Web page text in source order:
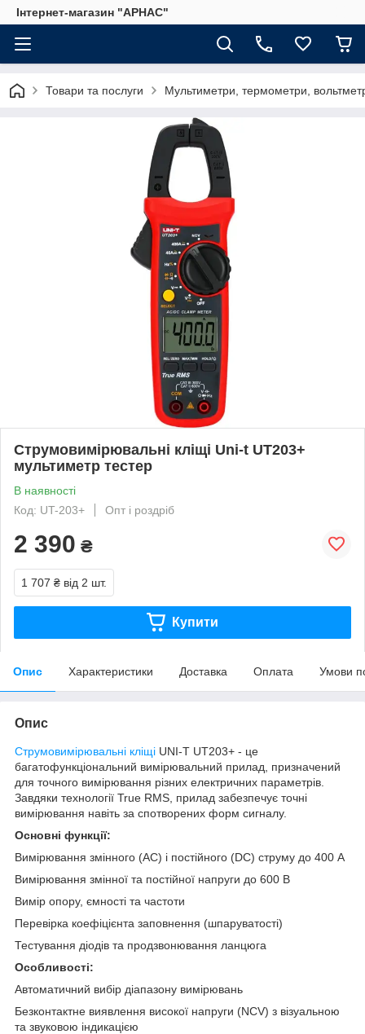
Інтернет-магазин "АРНАС"
Товари та послуги Мультиметри, термометри,
Струмовимірювальні кліщі Uni-t UT203+
мультиметр тестер
В наявності
Код: UT-203+
Опт і роздріб
2 390 ₴
1 707 ₴ від 2 шт.
Купити
Опис Характеристики Доставка Оплата Умови
Опис
Струмовимірювальні кліщі UNI-T UT203+ - це
багатофункціональний вимірювальний прилад, призначений
для точного вимірювання різних електричних параметрів.
Завдяки технології True RMS, прилад забезпечує точні
вимірювання навіть за спотворених форм сигналу.
Основні функції:
Вимірювання змінного (AC) і постійного (DC) струму до 400 А
Вимірювання змінної та постійної напруги до 600 В
Вимір опору, ємності та частоти
Перевірка коефіцієнта заповнення (шпаруватості)
Тестування діодів та продзвонювання ланцюга
Особливості:
Автоматичний вибір діапазону вимірювань
Безконтактне виявлення високої напруги (NCV) з візуальною
та звуковою індикацією